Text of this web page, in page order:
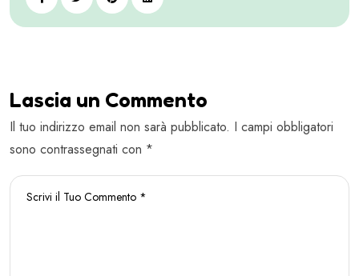
Lascia un Commento
Il tuo indirizzo email non sarà pubblicato. I campi obbligatori
sono contrassegnati con *